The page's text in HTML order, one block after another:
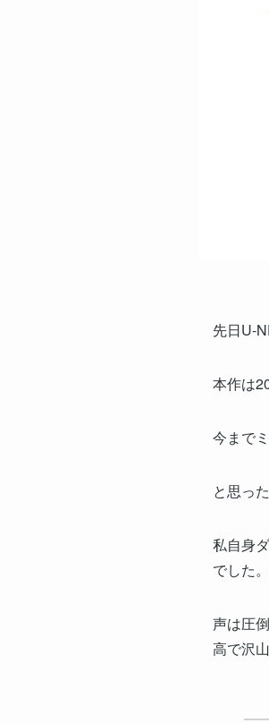
先日U-
本作は
今まで
と思っ
私自身
でした
声は圧
高で沢